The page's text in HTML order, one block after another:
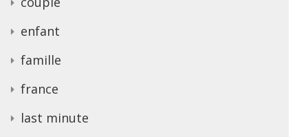
enfant
famille
france
last minute